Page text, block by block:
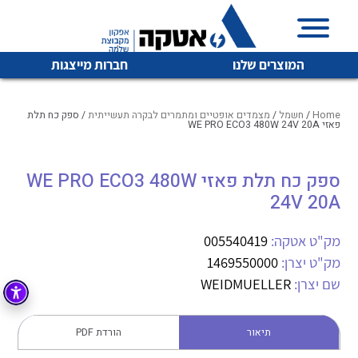
המוצרים שלנו חברות מייצגות
איכות | שרות | זמינות
אטקה בע”מ היא החברה הגדולה והמובילה בישראל בשיווק
מיתוג, בקרה , ואינסטלציה חשמלית ופעילה ב7 תחומים:
חשמל מיתוג ואינסטלציה חשמלית
קופסאות וארונות לחשמל, בקרה ואלקטרוניקה
לכל מוצרי היצרן לכל מוצרי היצרן
לכל מוצרי היצרן לכל מוצרי היצרן
Home
/ חשמל / מצמדים אופטיים ומתמרים לבקרה תעשייתית/ ספק כח תלת
פאזי WE PRO ECO3 480W 24V 20A
ספק כח תלת פאזי WE PRO ECO3 480W
24V 20A
מק"ט אטקה: 005540419
מק"ט יצרן: 1469550000
שם יצרן: WEIDMUELLER
תיאור הורדת PDF